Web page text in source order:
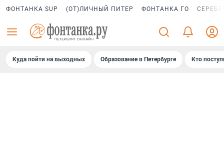
ФОНТАНКА SUP (ОТ)ЛИЧНЫЙ ПИТЕР ФОНТАНКА ГО
Куда пойти на выходных Образование в Петербурге Кто